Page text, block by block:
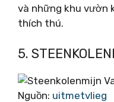
và những khu vườn
thích thú.
5.
Nguồn: uitmetvlieg